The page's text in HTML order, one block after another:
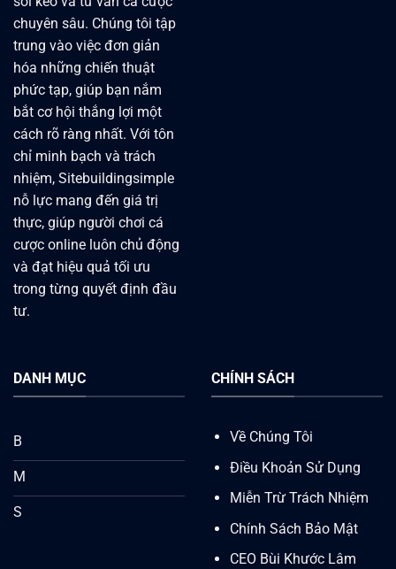
chuyên sâu. Chúng tôi tập
trung vào việc đơn giản
hóa những chiến thuật
phức tạp, giúp bạn nắm
bắt cơ hội thắng lợi một
cách rõ ràng nhất. Với tôn
chỉ minh bạch và trách
nhiệm, Sitebuildingsimple
nỗ lực mang đến giá trị
thực, giúp người chơi cá
cược online luôn chủ động
và đạt hiệu quả tối ưu
trong từng quyết định đầu
tư.
DANH MỤC
B
M
S
CHÍNH SÁCH
Về Chúng Tôi
Điều Khoản Sử Dụng
Miễn Trừ Trách Nhiệm
Chính Sách Bảo Mật
CEO Bùi Khước Lâm